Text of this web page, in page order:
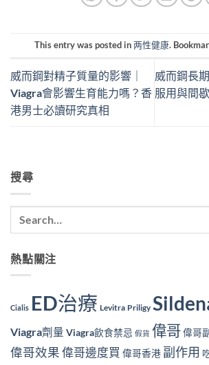
This entry was posted in两性健康.
威而鋼對精子質量的影響｜
Viagra會影響生育能力嗎？香
港男士必讀研究真相
威而鋼長
服用與間
搜尋
熱點關注
Cialis ED治療 Levitra Priligy
Viagra劑量 Viagra飲食禁忌 假貨 偉哥偉哥
偉哥效果偉哥邊度買 偉哥香港 副作用